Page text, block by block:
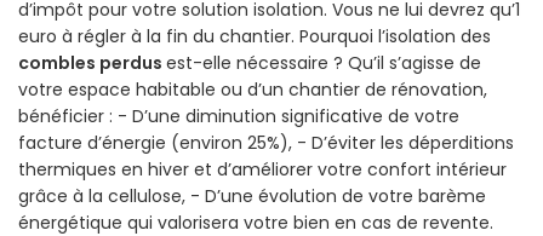
d’impôt pour votre solution isolation. Vous ne lui devrez qu’1
euro à régler à la fin du chantier. Pourquoi l’isolation des
combles perdus est-elle nécessaire ? Qu’il s’agisse de
votre espace habitable ou d’un chantier de rénovation,
bénéficier : - D’une diminution significative de votre
facture d’énergie (environ 25%), - D’éviter les déperditions
thermiques en hiver et d’améliorer votre confort intérieur
grâce à la cellulose, - D’une évolution de votre barème
énergétique qui valorisera votre bien en cas de revente.